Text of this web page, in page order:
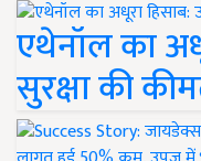
एथेनॉल का
सुरक्षा की